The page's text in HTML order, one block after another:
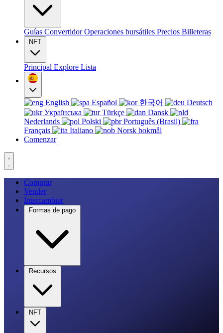
Guías ConvertidorOperaciones bursátiles Precios Billeteras
NFT
Principal Explore Lista
English Español 한국어
Deutsch
Українська
Türkçe
Dansk
Nederlands
Polski
Português (Brasil)
Français
Italiano
Norsk bokmål
Comenzar
Comprar
Vender
Intercambiar
Formas de pago
Recursos
NFT